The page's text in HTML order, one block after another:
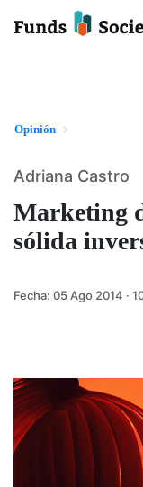
Opinión
Marketing
sólida
Adriana Castro
Fecha: 05 Ago 2014 ·